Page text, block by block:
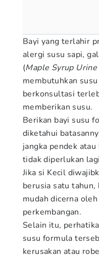
Bayi yang terlahir
alergi susu sapi,
(Maple Syrup
membutuhkan
berkonsultasi
memberikan susu.
Berikan bayi susu
diketahui
jangka pendek
tidak diperlukan
Jika si Kecil
berusia satu tahun,
mudah dicerna
perkembangan.
Selain itu,
susu formula
kerusakan atau